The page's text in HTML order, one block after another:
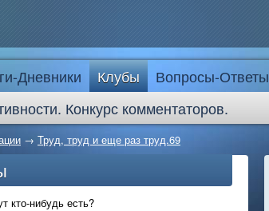
Дневники Клубы Вопросы-Ответы
Конкурс комментаторов.
→ Труд, труд и еще раз труд.69
кто-нибудь есть?